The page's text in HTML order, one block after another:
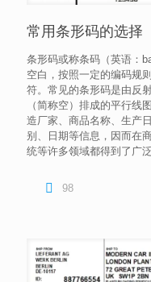
常用条形码的选择
条形码或称条码（英语：
空白，按照一定的编码规
符。常见的条形码是由反
（简称空）排成的平行线
造厂家、商品名称、生产
别、日期等信息，因而在
统等许多领域都得到了广
98